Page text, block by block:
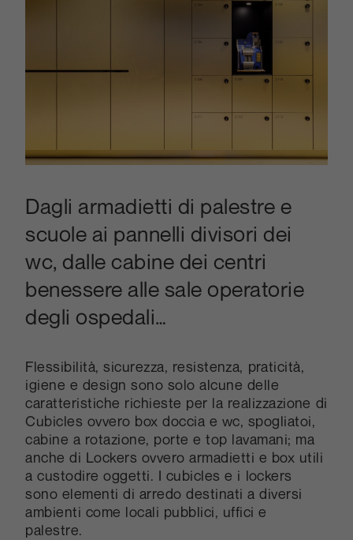
Dagli armadietti di palestre e
scuole ai pannelli divisori dei
wc, dalle cabine dei centri
benessere alle sale operatorie
degli ospedali…
Flessibilità, sicurezza, resistenza, praticità,
igiene e design sono solo alcune delle
caratteristiche richieste per la realizzazione di
Cubicles ovvero box doccia e wc, spogliatoi,
cabine a rotazione, porte e top lavamani; ma
anche di Lockers ovvero armadietti e box utili
a custodire oggetti. I cubicles e i lockers
sono elementi di arredo destinati a diversi
ambienti come locali pubblici, uffici e
palestre.